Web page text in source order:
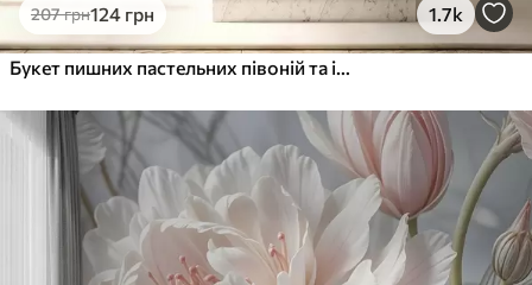
207грн124 грн 1.7k